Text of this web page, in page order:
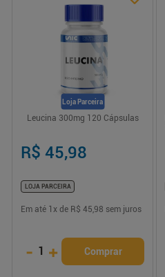
Loja Parceira
Leucina 300mg 120 Cápsulas
R$ 45,98
LOJA PARCEIRA
Em até 1 x de R$ 45,98 sem juros
- 1 + Comprar